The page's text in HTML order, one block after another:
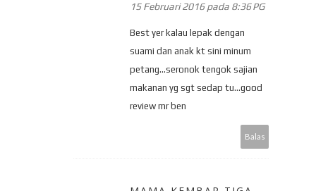
15 Februari 2016 pada 8:36 PG
Best yer kalau lepak dengan
suami dan anak kt sini minum
petang...seronok tengok sajian
makanan yg sgt sedap tu...good
review mr ben
Balas